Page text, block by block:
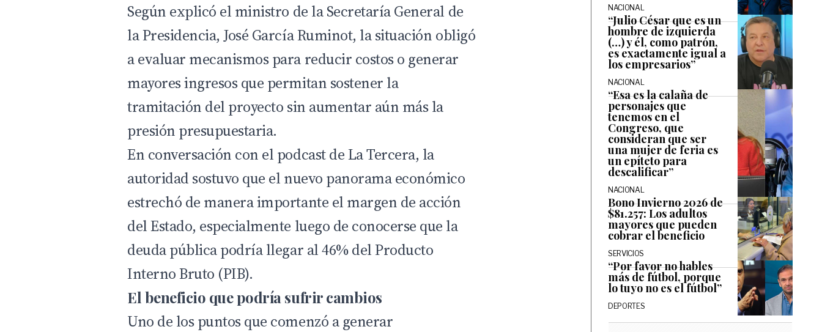
Según explicó el ministro de la Secretaría General de
la Presidencia, José García Ruminot, la situación obligó
a evaluar mecanismos para reducir costos o generar
mayores ingresos que permitan sostener la
tramitación del proyecto sin aumentar aún más la
presión presupuestaria.
En conversación con el podcast de La Tercera, la
autoridad sostuvo que el nuevo panorama económico
estrechó de manera importante el margen de acción
del Estado, especialmente luego de conocerse que la
deuda pública podría llegar al 46% del Producto
Interno Bruto (PIB).
El beneficio que podría sufrir cambios
Uno de los puntos que comenzó a generar
NACIONAL
“Julio César que es un
hombre de izquierda
(…) y él, como patrón,
es exactamente igual a
los empresarios”
NACIONAL
“Esa es la calaña de
personajes que
tenemos en el
Congreso, que
consideran que ser
una mujer de feria es
un epíteto para
descalificar”
NACIONAL
Bono Invierno 2026 de
$81.257: Los adultos
mayores que pueden
cobrar el beneficio
SERVICIOS
“Por favor no hables
más de fútbol, porque
lo tuyo no es el fútbol”
DEPORTES